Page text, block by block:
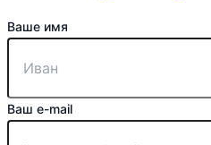
Ваше имя
Ваш e-mail